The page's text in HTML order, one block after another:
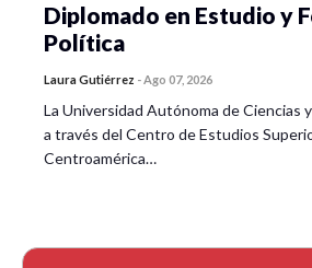
Diplomado en Estudio y
Política
Laura Gutiérrez -Ago 07, 2026
La Universidad Autónoma de Ciencias
a través del Centro de Estudios
Centroamérica…